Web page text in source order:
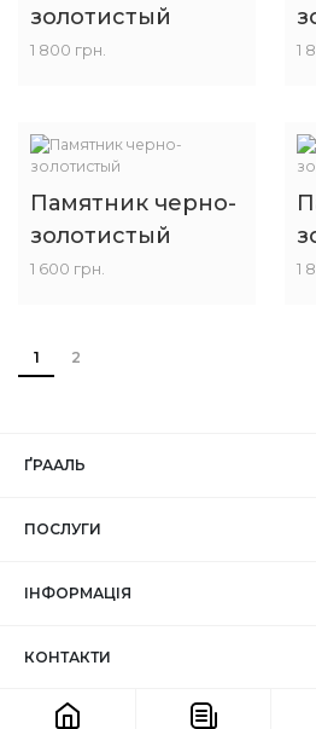
золотистый
1 800 грн. 1
Памятник черно-
золотистый
1 600 грн. 1
1 2
ҐРААЛЬ
ПОСЛУГИ
ІНФОРМАЦІЯ
КОНТАКТИ